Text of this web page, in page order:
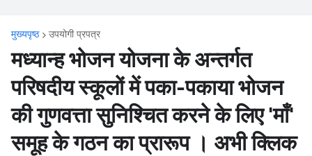
मुख्यपृष्ठ उपयोगी प्रपत्र
मध्यान्ह भोजन योजना के अन्तर्गत
परिषदीय स्कूलों में पका-पकाया भोजन
की गुणवत्ता सुनिश्चित करने के लिए 'माँ'
समूह के गठन का प्रारूप । अभी क्लिक